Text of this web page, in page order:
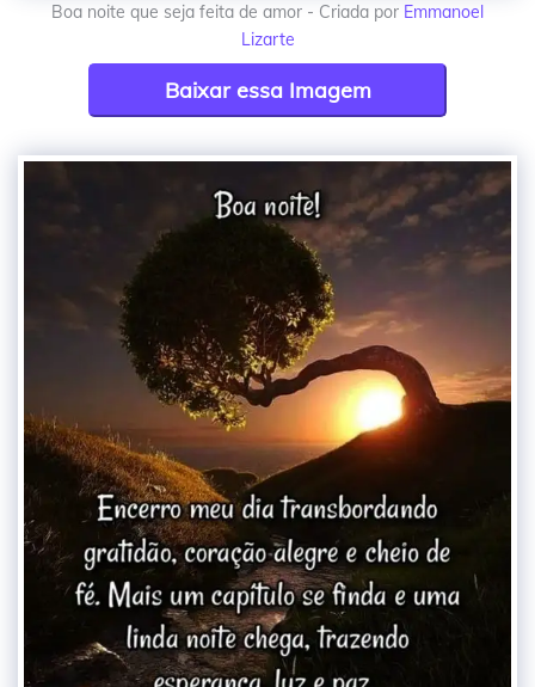
Boa noite que seja feita de amor - Criada por Emmanoel
Lizarte
Baixar essa Imagem